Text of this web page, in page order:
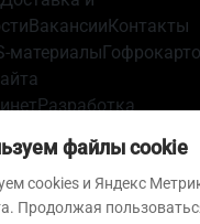
ВакансииКонтакты
материалы
Разработка
Согласие на обработку
использования
файлы cookie
cookies и Яндекс
Продолжая